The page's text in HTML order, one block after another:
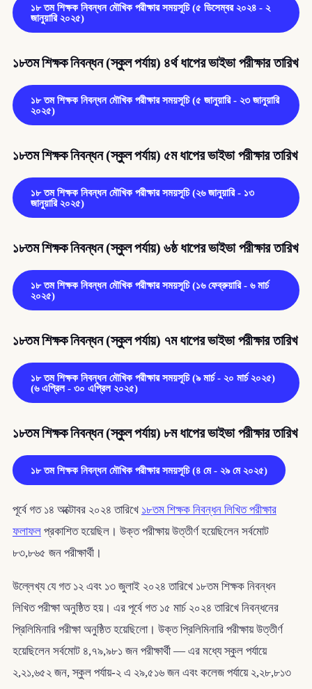
১৮ তম শিক্ষক নিবন্ধন মৌখিক পরীক্ষার সময়সূচি (৫ ডিসেম্বর ২০২৪ - ২
জানুয়ারি ২০২৫)
১৮তম শিক্ষক নিবন্ধন (স্কুল পর্যায়) ৪র্থ ধাপের ভাইভা পরীক্ষার তারিখ
১৮ তম শিক্ষক নিবন্ধন মৌখিক পরীক্ষার সময়সূচি (৫ জানুয়ারি - ২৩ জানুয়ারি
২০২৫)
১৮তম শিক্ষক নিবন্ধন (স্কুল পর্যায়) ৫ম ধাপের ভাইভা পরীক্ষার তারিখ
১৮ তম শিক্ষক নিবন্ধন মৌখিক পরীক্ষার সময়সূচি (২৬ জানুয়ারি - ১৩
জানুয়ারি ২০২৫)
১৮তম শিক্ষক নিবন্ধন (স্কুল পর্যায়) ৬ষ্ঠ ধাপের ভাইভা পরীক্ষার তারিখ
১৮ তম শিক্ষক নিবন্ধন মৌখিক পরীক্ষার সময়সূচি (১৬ ফেব্রুয়ারি - ৬ মার্চ
২০২৫)
১৮তম শিক্ষক নিবন্ধন (স্কুল পর্যায়) ৭ম ধাপের ভাইভা পরীক্ষার তারিখ
১৮ তম শিক্ষক নিবন্ধন মৌখিক পরীক্ষার সময়সূচি (৯ মার্চ - ২০ মার্চ ২০২৫)
(৬ এপ্রিল - ৩০ এপ্রিল ২০২৫)
১৮তম শিক্ষক নিবন্ধন (স্কুল পর্যায়) ৮ম ধাপের ভাইভা পরীক্ষার তারিখ
১৮ তম শিক্ষক নিবন্ধন মৌখিক পরীক্ষার সময়সূচি (৪ মে - ২৯ মে ২০২৫)
পূর্বে গত ১৪ অক্টোবর ২০২৪ তারিখে ১৮তম শিক্ষক নিবন্ধন লিখিত পরীক্ষার
ফলাফলপ্রকাশিত হয়েছিল। উক্ত পরীক্ষায় উত্তীর্ণ হয়েছিলেন সর্বমোট
৮৩,৮৬৫ জন পরীক্ষার্থী।
উল্লেখ্য যে গত ১২ এবং ১৩ জুলাই ২০২৪ তারিখে ১৮তম শিক্ষক নিবন্ধন
লিখিত পরীক্ষা অনুষ্ঠিত হয়। এর পূর্বে গত ১৫ মার্চ ২০২৪ তারিখে নিবন্ধনের
প্রিলিমিনারি পরীক্ষা অনুষ্ঠিত হয়েছিলো। উক্ত প্রিলিমিনারি পরীক্ষায় উত্তীর্ণ
হয়েছিলেন সর্বমোট ৪,৭৯,৯৮১ জন পরীক্ষার্থী — এর মধ্যে স্কুল পর্যায়ে
২,২১,৬৫২ জন, স্কুল পর্যায়-২ এ ২৯,৫১৬ জন এবং কলেজ পর্যায়ে ২,২৮,৮১৩